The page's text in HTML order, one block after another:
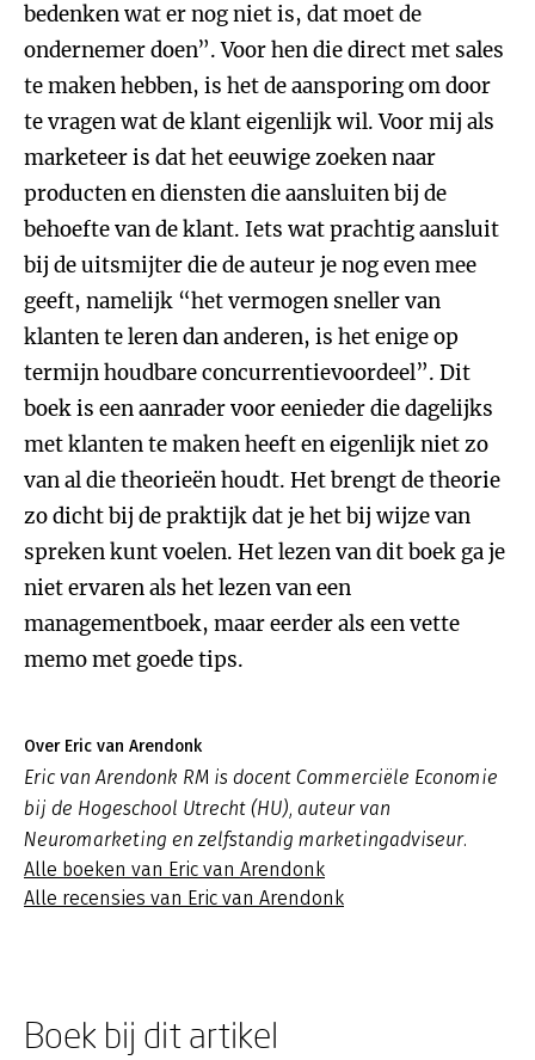
bedenken wat er nog niet is, dat moet de
ondernemer doen”. Voor hen die direct met sales
te maken hebben, is het de aansporing om door
te vragen wat de klant eigenlijk wil. Voor mij als
marketeer is dat het eeuwige zoeken naar
producten en diensten die aansluiten bij de
behoefte van de klant. Iets wat prachtig aansluit
bij de uitsmijter die de auteur je nog even mee
geeft, namelijk “het vermogen sneller van
klanten te leren dan anderen, is het enige op
termijn houdbare concurrentievoordeel”. Dit
boek is een aanrader voor eenieder die dagelijks
met klanten te maken heeft en eigenlijk niet zo
van al die theorieën houdt. Het brengt de theorie
zo dicht bij de praktijk dat je het bij wijze van
spreken kunt voelen. Het lezen van dit boek ga je
niet ervaren als het lezen van een
managementboek, maar eerder als een vette
memo met goede tips.
Over Eric van Arendonk
Eric van Arendonk RM is docent Commerciële Economie
bij de Hogeschool Utrecht (HU), auteur van
Neuromarketing en zelfstandig marketingadviseur.
Alle boeken van Eric van Arendonk
Alle recensies van Eric van Arendonk
Boek bij dit artikel